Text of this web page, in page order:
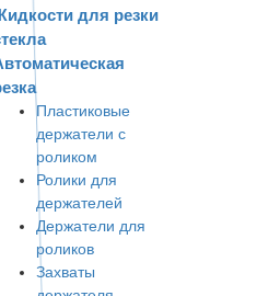
для резки
Пластиковые
держатели с
роликом
Ролики для
держателей
Держатели для
роликов
Захваты